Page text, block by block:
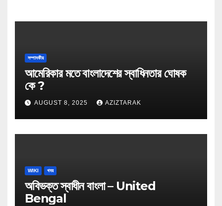
সম্পাদকীয়
আমেরিকার মতে বাংলাদেশের স্বাধিনতার ঘোষক
কে ?
AUGUST 8, 2025 AZIZTARAK
WIKI খবর
অবিভক্ত স্বাধীন বাংলা – United
Bengal